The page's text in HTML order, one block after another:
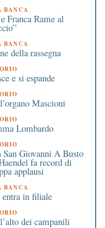
BANCA
Franca Rame al
BANCA
della rassegna
e si espande
Mascioni
Lombardo
San Giovanni A Busto
fa record di
applausi
BANCA
entra in filiale
dei campanili